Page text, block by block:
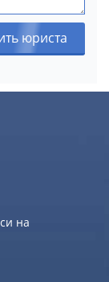
юриста
на